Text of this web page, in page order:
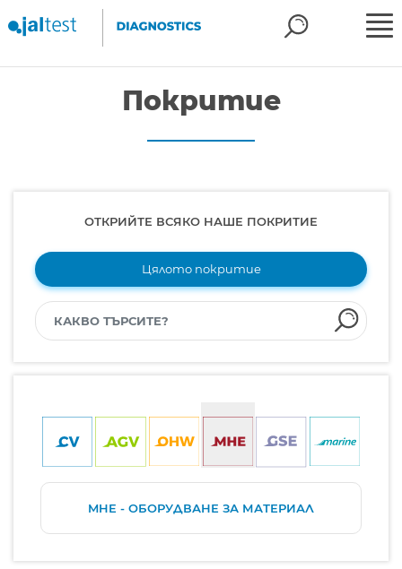
Покритие
ОТКРИЙТЕ ВСЯКО НАШЕ ПОКРИТИЕ
Цялото покритие
MHE - ОБОРУДВАНЕ ЗА МАТЕРИАЛ